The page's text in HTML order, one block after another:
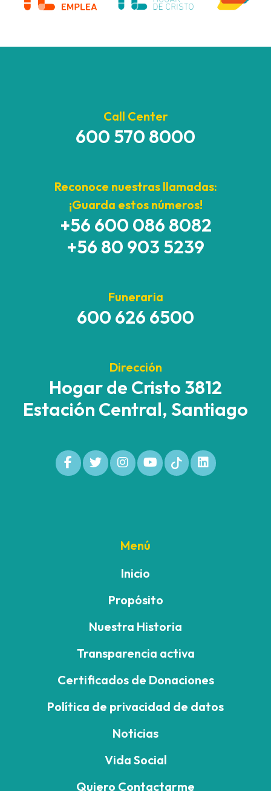
Call Center
600 570 8000
Reconoce nuestras llamadas:
¡Guarda estos números!
+56 600 086 8082
+56 80 903 5239
Funeraria
600 626 6500
Dirección
Hogar de Cristo 3812
Estación Central, Santiago
Menú
Inicio
Propósito
Nuestra Historia
Transparencia activa
Certificados de Donaciones
Política de privacidad de datos
Noticias
Vida Social
Quiero Contactarme